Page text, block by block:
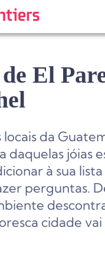
El
da
daquelas jóias
à sua
perguntas.
cidade